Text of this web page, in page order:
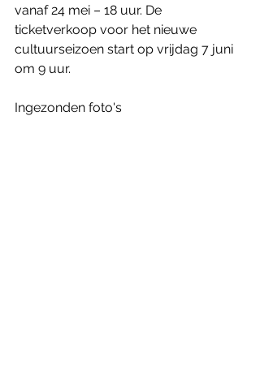
vanaf 24 mei – 18 uur. De
ticketverkoop voor het nieuwe
cultuurseizoen start op vrijdag 7 juni
om 9 uur.
Ingezonden foto's